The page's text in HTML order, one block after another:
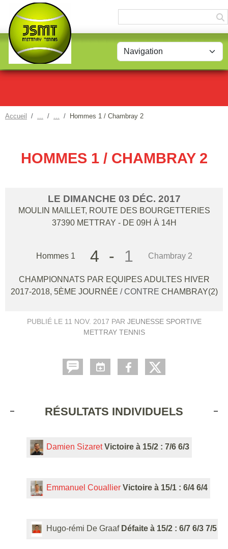
Accueil Hommes 1 / Chambray 2
HOMMES 1 / CHAMBRAY 2
LE DIMANCHE 03 DÉC. 2017
MOULIN MAILLET, ROUTE DES BOURGETTERIES
37390 METTRAY - DE 09H À 14H
Hommes 1 4 - 1 Chambray 2
CHAMPIONNATS PAR EQUIPES ADULTES HIVER
2017-2018, 5ÈME JOURNÉE / CONTRE CHAMBRAY(2)
PUBLIÉ LE 11 NOV. 2017 PAR JEUNESSE SPORTIVE
METTRAY TENNIS
RÉSULTATS INDIVIDUELS
Damien Sizaret Victoire à 15/2 : 7/6 6/3
Emmanuel Couallier Victoire à 15/1 : 6/4 6/4
Hugo-rémi De Graaf Défaite à 15/2 : 6/7 6/3 7/5
Panneau de gestion des cookies